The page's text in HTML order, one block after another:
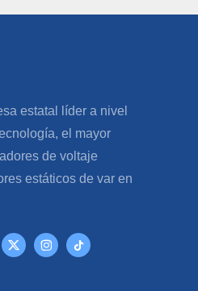
estatal líder a nivel
el mayor
de voltaje
estáticos de var en